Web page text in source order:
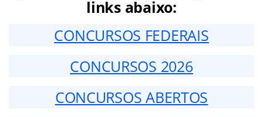
links abaixo:
CONCURSOS FEDERAIS
CONCURSOS 2026
CONCURSOS ABERTOS